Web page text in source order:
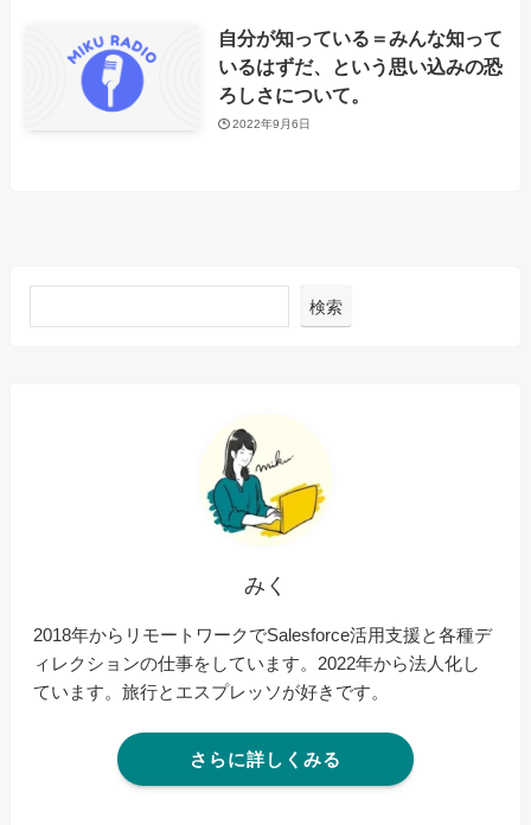
自分が知っている＝みんな知って
いるはずだ、という思い込みの恐
ろしさについて。
2022年9月6日
検索
みく
2018年からリモートワークでSalesforce活用支援と各種デ
ィレクションの仕事をしています。2022年から法人化し
ています。旅行とエスプレッソが好きです。
さらに詳しくみる